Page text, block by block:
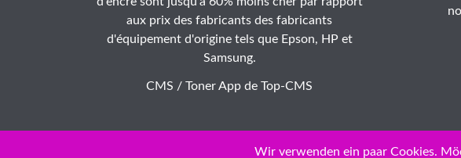
aux prix des fabricants des fabricants
d'équipement d'origine tels que Epson, HP et
Samsung.
CMS / Toner App de Top-CMS
Wir verwenden ein paar Cookies.